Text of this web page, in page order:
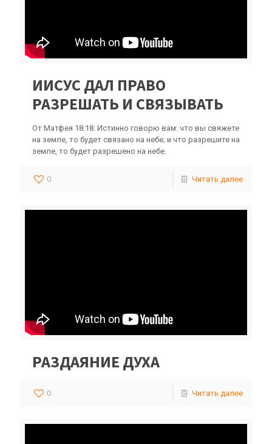
ИИСУС ДАЛ ПРАВО
РАЗРЕШАТЬ И СВЯЗЫВАТЬ
От Матфея 18:18: Истинно говорю вам: что вы свяжете
на земле, то будет связано на небе; и что разрешите на
земле, то будет разрешено на небе.
0 Читать далее
РАЗДАЯНИЕ ДУХА
0 Читать далее